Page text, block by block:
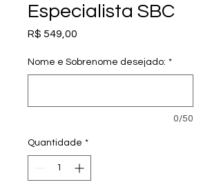
Especialista SBC
R$ 549,00
Nome e Sobrenome desejado: *
0/50
Quantidade *